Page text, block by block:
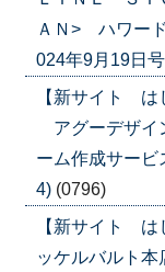
ＡＮ> ハワー
024年9月19日
【新サイト は
アグーデザイ
ーム作成サービ
4) (0796)
【新サイト は
ッケルバルト